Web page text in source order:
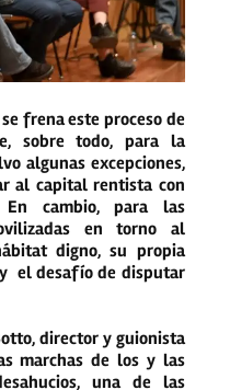
frena este proceso de
sobre todo, para la
algunas excepciones,
al capital rentista con
En cambio, para las
en torno al
digno, su propia
el desafío de disputar
director y guionista
marchas de los y las
una de las